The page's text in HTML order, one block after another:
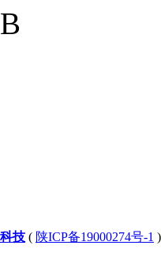
技 ( 陕ICP备19000274号-1 )